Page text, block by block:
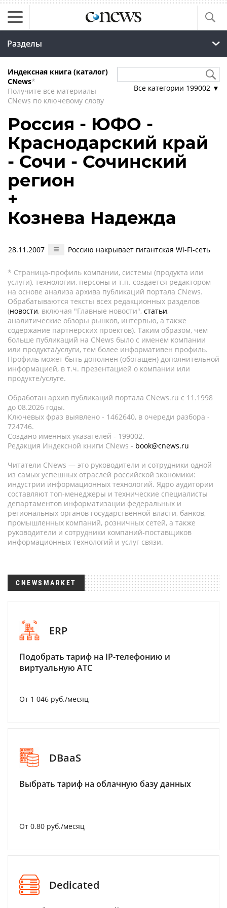
Разделы
Индексная книга (каталог)
CNews*
Получите все материалы
CNews по ключевому слову
Все категории 199002 ▼
Россия - ЮФО -
Краснодарский край
- Сочи - Сочинский
регион
+
Кознева Надежда
28.11.2007 Россию накрывает гигантская Wi-Fi-сеть
* Страница-профиль компании, системы (продукта или
услуги), технологии, персоны и т.п. создается редактором
на основе анализа архива публикаций портала CNews.
Обрабатываются тексты всех редакционных разделов
(новости, включая "Главные новости", статьи,
аналитические обзоры рынков, интервью, а также
содержание партнёрских проектов). Таким образом, чем
больше публикаций на CNews было с именем компании
или продукта/услуги, тем более информативен профиль.
Профиль может быть дополнен (обогащен) дополнительной
информацией, в т.ч. презентацией о компании или
продукте/услуге.
Обработан архив публикаций портала CNews.ru c 11.1998
до 08.2026 годы.
Ключевых фраз выявлено - 1462640, в очереди разбора -
724746.
Создано именных указателей - 199002.
Редакция Индексной книги CNews - book@cnews.ru
Читатели CNews — это руководители и сотрудники одной
из самых успешных отраслей российской экономики:
индустрии информационных технологий. Ядро аудитории
составляют топ-менеджеры и технические специалисты
департаментов информатизации федеральных и
региональных органов государственной власти, банков,
промышленных компаний, розничных сетей, а также
руководители и сотрудники компаний-поставщиков
информационных технологий и услуг связи.
CNEWSMARKET
ERP
Подобрать тариф на IP-телефонию и
виртуальную АТС
От 1 046 руб./месяц
DBaaS
Выбрать тариф на облачную базу данных
От 0.80 руб./месяц
Dedicated